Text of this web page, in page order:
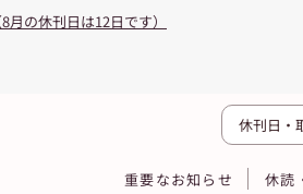
の休刊日は12日です）
休刊日・
重要なお知らせ 休読